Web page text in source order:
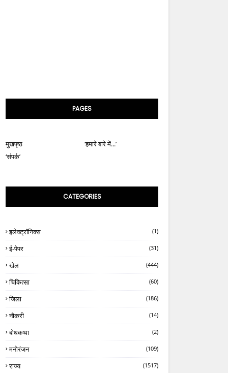
PAGES
मुखपृष्ठ
‘हमारे बारे में...’
‘संपर्क’
CATEGORIES
इलेक्ट्रॉनिक्स (1)
ई-पेपर (31)
खेल (444)
चिकित्सा (60)
जिला (186)
नौकरी (14)
बोधकथा (2)
मनोरंजन (109)
राज्य (1517)